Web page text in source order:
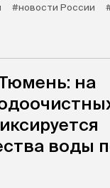
#новости России
на
воды